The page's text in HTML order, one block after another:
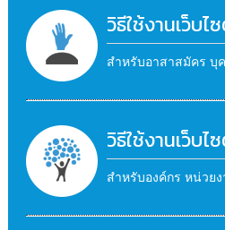
วิธีใช้งานเว็บไ
สำหรับอาสาสมัคร บุ
วิธีใช้งานเว็บไ
สำหรับองค์กร หน่วย